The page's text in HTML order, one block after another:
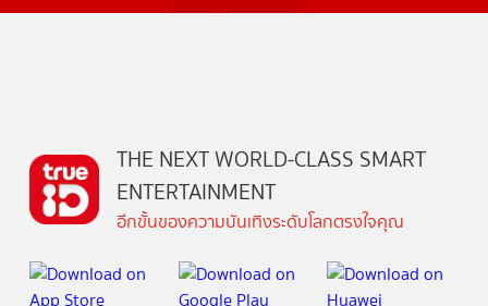
THE NEXT WORLD-CLASS SMART
ENTERTAINMENT
อีกขั้นของความบันเทิงระดับโลกตรงใจคุณ